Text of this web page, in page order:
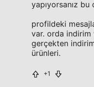
yapıyorsanız bu
profildeki
var. orda indirim
gerçekten
ürünleri.
+1